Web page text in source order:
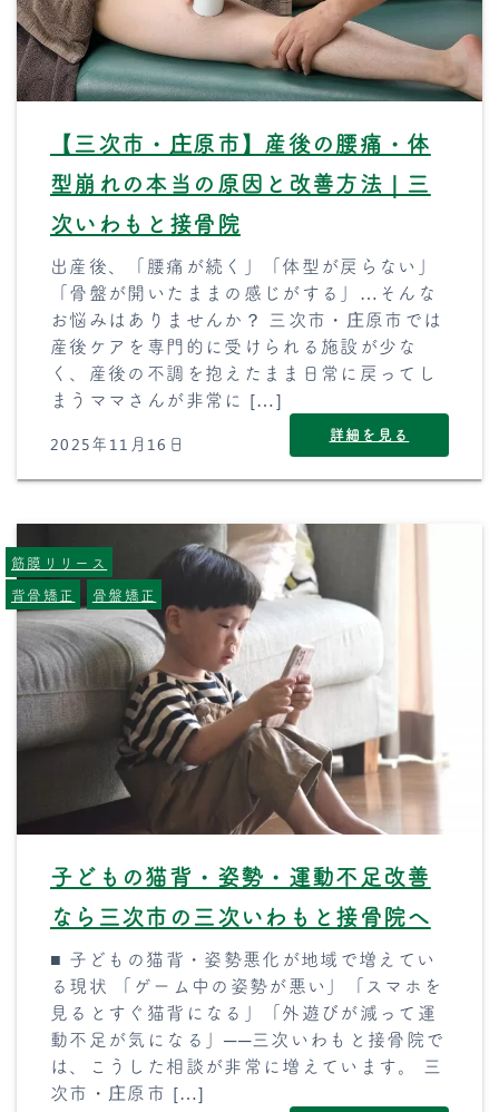
【三次市・庄原市】産後の腰痛・体
型崩れの本当の原因と改善方法｜三
次いわもと接骨院
出産後、「腰痛が続く」「体型が戻らない」
「骨盤が開いたままの感じがする」…そんな
お悩みはありませんか？ 三次市・庄原市では
産後ケアを専門的に受けられる施設が少な
く、産後の不調を抱えたまま日常に戻ってし
まうママさんが非常に […]
2025年11月16日 詳細を見る
子どもの猫背・姿勢・運動不足改善
なら三次市の三次いわもと接骨院へ
■ 子どもの猫背・姿勢悪化が地域で増えてい
る現状 「ゲーム中の姿勢が悪い」「スマホを
見るとすぐ猫背になる」「外遊びが減って運
動不足が気になる」──三次いわもと接骨院で
は、こうした相談が非常に増えています。 三
次市・庄原市 […]
筋膜リリース
背骨矯正
骨盤矯正